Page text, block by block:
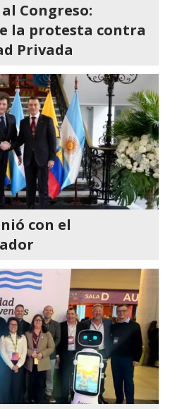
Congreso:
la protesta contra
Privada
con el